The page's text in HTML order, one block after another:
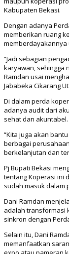
Kabupaten Bekasi.
Dengan adanya
memberikan ruang
memberdayakannya
“Jadi sebagian
karyawan, sehingga
Ramdan usai
Jababeka Cikarang
Di dalam perda
adanya audit dari
sehat dan akuntabel.
“Kita juga akan
berbagai
berkelanjutan dan
Pj Bupati Bekasi
tentang Koperasi ini
sudah masuk dalam
Dani Ramdan
adalah transformasi
sinkron dengan
Selain itu, Dani
memanfaatkan